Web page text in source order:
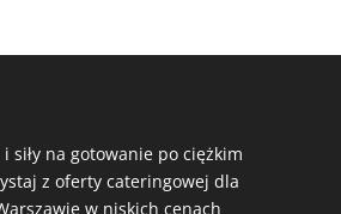
siły na gotowanie po ciężkim
z oferty cateringowej dla
w niskich cenach